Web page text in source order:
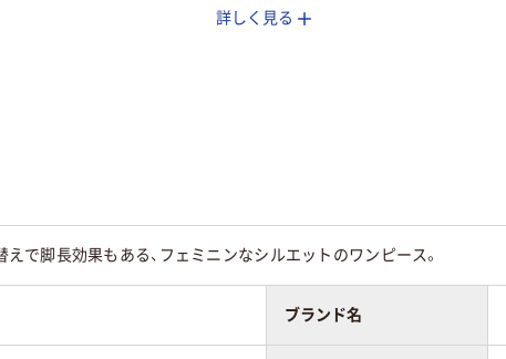
100～105cm未満
詳しく見る
で脚長効果もある、フェミニンなシルエットのワンピース。
ブランド名